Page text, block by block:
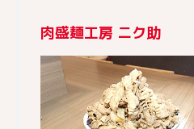
肉盛麺工房 ニク助